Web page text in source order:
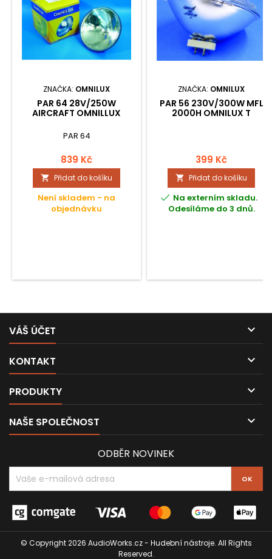
ZNAČKA: OMNILUX
PAR 64 28V/250W
AIRCRAFT OMNILLUX
PAR 64
839 Kč
 Přidat do košíku
Není skladem - na
objednávku
ZNAČKA: OMNILUX
PAR 56 230V/300W MFL
2000H OMNILUX T
399 Kč
 Přidat do košíku
 Na externím skladu.
Odesíláme do 3 dnů.
VÁŠ ÚČET 
KONTAKT 
PRODUKTY 
NAŠE SPOLEČNOST 
ODBĚR NOVINEK
© Copyright 2026 AudioWorks.cz - Hudební nástroje. All Rights
Reserved.